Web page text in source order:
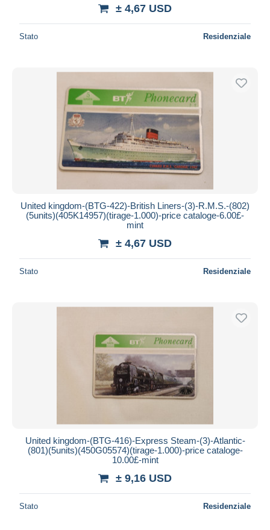
± 4,67 USD
Stato Residenziale
United kingdom-(BTG-422)-British Liners-(3)-R.M.S.-(802)
(5units)(405K14957)(tirage-1.000)-price cataloge-6.00£-
mint
± 4,67 USD
Stato Residenziale
United kingdom-(BTG-416)-Express Steam-(3)-Atlantic-
(801)(5units)(450G05574)(tirage-1.000)-price cataloge-
10.00£-mint
± 9,16 USD
Stato Residenziale